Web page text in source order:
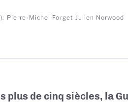
Pierre-Michel Forget Julien Norwood
plus de cinq siècles, la